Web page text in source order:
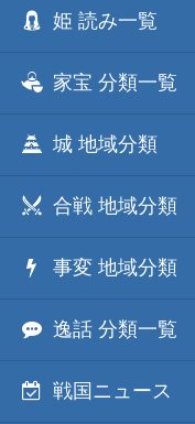
姫 読み一覧
家宝 分類一覧
城 地域分類
合戦 地域分類
事変 地域分類
逸話 分類一覧
戦国ニュース